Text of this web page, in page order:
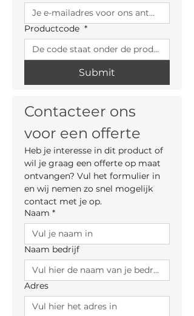
Productcode *
Submit
Contacteer ons
voor een offerte
Heb je interesse in dit product of
wil je graag een offerte op maat
ontvangen? Vul het formulier in
en wij nemen zo snel mogelijk
contact met je op.
Naam *
Naam bedrijf
Adres